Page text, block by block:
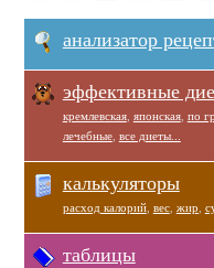
анализатор
эффективные
кремлевская, японская, по
лечебные, все диеты...
калькуляторы
расход калорий, вес, жир
таблицы